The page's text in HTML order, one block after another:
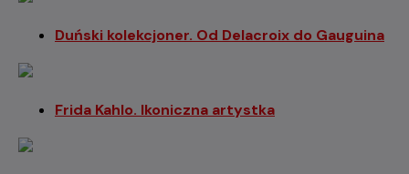
Duński kolekcjoner. Od Delacroix do Gauguina
Frida Kahlo. Ikoniczna artystka